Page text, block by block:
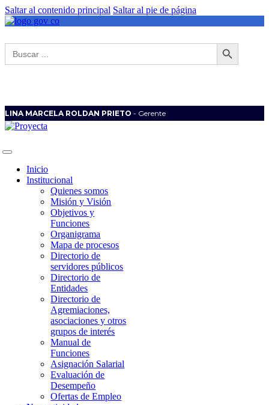
Saltar al contenido principal Saltar al pie de página
Buscar: Botón de búsqueda
LINA MARCELA ROLDAN PRIETO - Gerente
Inicio
Institucional
Quienes somos
Misión y Visión
Objetivos y
Funciones
Organigrama
Mapa de procesos
Directorio de
servidores públicos
Directorio de
Entidades
Directorio de
Agremiaciones,
asociaciones y otros
grupos de interés
Manual de
Funciones
Asignación Salarial
Evaluación de
Desempeño
Ofertas de Empleo